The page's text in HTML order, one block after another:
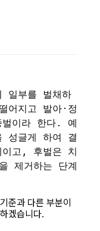
일부를 벌채하
어지고 발아·정
벌이라 한다. 예
성글게 하여 결
이고, 후벌은 치
제거하는 단계
준과 다른 부분이
겠습니다.